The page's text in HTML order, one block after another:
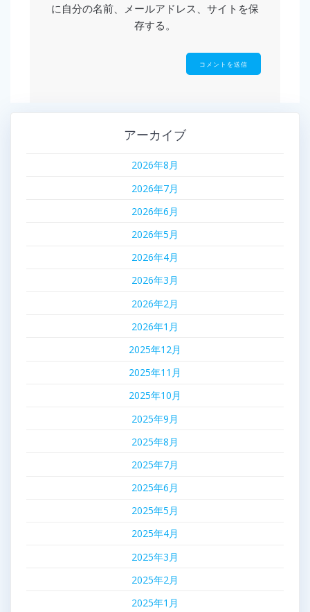
に自分の名前、メールアドレス、サイトを保
存する。
アーカイブ
2026年8月
2026年7月
2026年6月
2026年5月
2026年4月
2026年3月
2026年2月
2026年1月
2025年12月
2025年11月
2025年10月
2025年9月
2025年8月
2025年7月
2025年6月
2025年5月
2025年4月
2025年3月
2025年2月
2025年1月